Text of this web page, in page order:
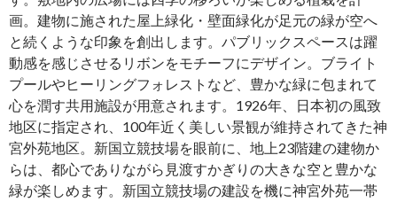
画。建物に施された屋上緑化・壁面緑化が足元の緑が空へ
と続くような印象を創出します。パブリックスペースは躍
動感を感じさせるリボンをモチーフにデザイン。ブライト
プールやヒーリングフォレストなど、豊かな緑に包まれて
心を潤す共用施設が用意されます。1926年、日本初の風致
地区に指定され、100年近く美しい景観が維持されてきた神
宮外苑地区。新国立競技場を眼前に、地上23階建の建物か
らは、都心でありながら見渡すかぎりの大きな空と豊かな
緑が楽しめます。新国立競技場の建設を機に神宮外苑一帯